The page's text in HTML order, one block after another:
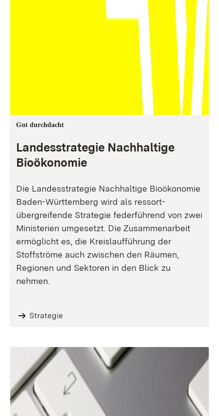
Gut durchdacht
Landesstrategie Nachhaltige
Bioökonomie
Die Landesstrategie Nachhaltige Bioökonomie
Baden-Württemberg wird als ressort-
übergreifende Strategie federführend von zwei
Ministerien umgesetzt. Die Zusammenarbeit
ermöglicht es, die Kreislaufführung der
Stoffströme auch zwischen den Räumen,
Regionen und Sektoren in den Blick zu
nehmen.
Strategie